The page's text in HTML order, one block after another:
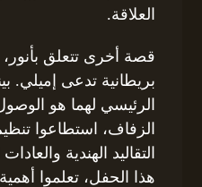
العلاقة.
قصة أخرى تتعلق
بريطانية تدعى إميلي.
الرئيسي لهما هو
الزفاف، استطاعوا
التقاليد الهندية
هذا الحفل، تعلموا أهمية